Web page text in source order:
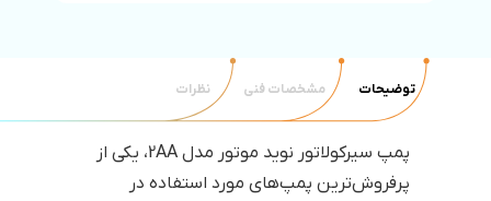
توضیحات مشخصات فنی نظرات
پمپ سیرکولاتور نوید موتور مدل 2AA، یکی از
پرفروش‌ترین پمپ‌های مورد استفاده در